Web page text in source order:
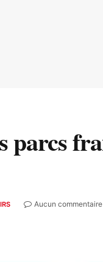
parcs
Aucun commentaire